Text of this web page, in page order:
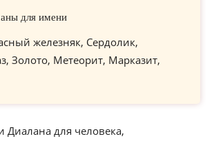
для имени
железняк, Сердолик,
Золото, Метеорит, Марказит,
Диалана для человека,